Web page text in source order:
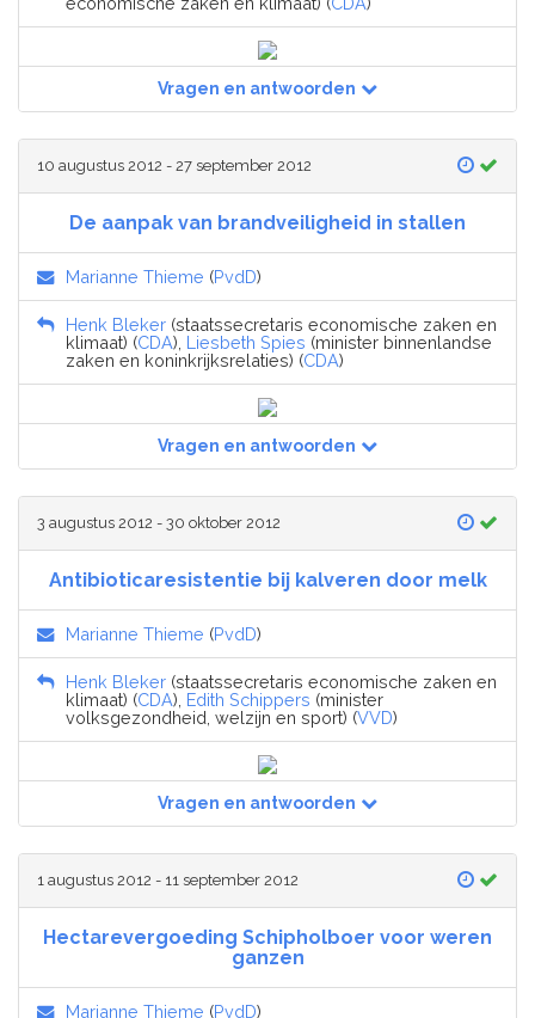
Vragen en antwoorden
10 augustus 2012 - 27 september 2012
De aanpak van brandveiligheid in stallen
Marianne Thieme (PvdD)
Henk Bleker (staatssecretaris economische zaken en
klimaat) (CDA), Liesbeth Spies (minister binnenlandse
zaken en koninkrijksrelaties) (CDA)
Vragen en antwoorden
3 augustus 2012 - 30 oktober 2012
Antibioticaresistentie bij kalveren door melk
Marianne Thieme (PvdD)
Henk Bleker (staatssecretaris economische zaken en
klimaat) (CDA), Edith Schippers (minister
volksgezondheid, welzijn en sport) (VVD)
Vragen en antwoorden
1 augustus 2012 - 11 september 2012
Hectarevergoeding Schipholboer voor weren
ganzen
Marianne Thieme (PvdD)